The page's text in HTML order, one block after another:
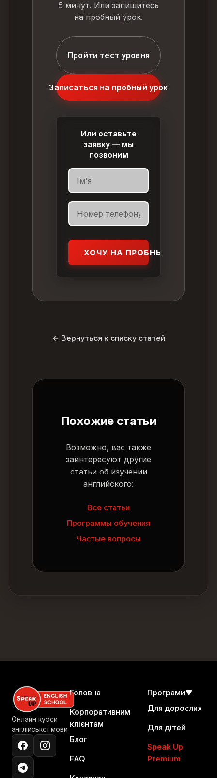
5 минут. Или запишитесь
на пробный урок.
Пройти тест уровня
Записаться на пробный урок
Или оставьте
заявку — мы
позвоним
ХОЧУ НА ПРОБНЫЙ УРОК
← Вернуться к списку статей
Похожие статьи
Возможно, вас также
заинтересуют другие
статьи об изучении
английского:
Все статьи
Программы обучения
Частые вопросы
Онлайн курси
англійської мови
Головна
Корпоративним
клієнтам
Блог
FAQ
Програми▼
Для дорослих
Для дітей
Speak Up
Premium